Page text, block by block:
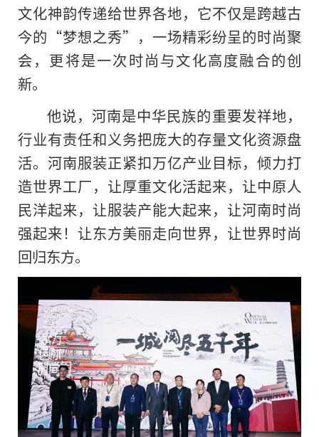
文化神韵传递给世界各地，它不仅是跨越古
今的“梦想之秀”，一场精彩纷呈的时尚聚
会，更将是一次时尚与文化高度融合的创
新。
他说，河南是中华民族的重要发祥地，
行业有责任和义务把庞大的存量文化资源盘
活。河南服装正紧扣万亿产业目标，倾力打
造世界工厂，让厚重文化活起来，让中原人
民洋起来，让服装产能大起来，让河南时尚
强起来！让东方美丽走向世界，让世界时尚
回归东方。